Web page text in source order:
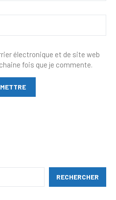
électronique et de site web
fois que je commente.
RECHERCHER